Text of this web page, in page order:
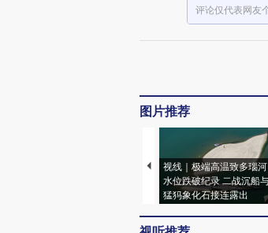
评论仅代表网友
图片推荐
视线｜极端高温致多瑙河
水位跌破纪录 二战沉船
猛犸象化石接连露出